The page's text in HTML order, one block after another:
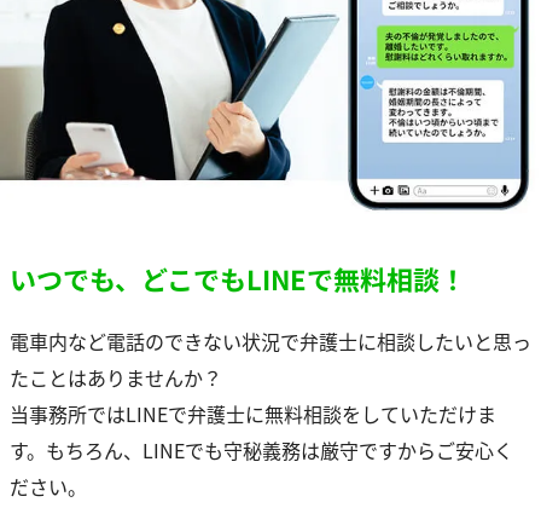
いつでも、どこでもLINEで無料相談！
電車内など電話のできない状況で弁護士に相談したいと思っ
たことはありませんか？
当事務所ではLINEで弁護士に無料相談をしていただけま
す。もちろん、LINEでも守秘義務は厳守ですからご安心く
ださい。